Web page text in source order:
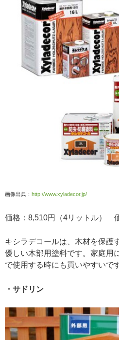
画像出典： http://www.xyladecor.jp/
価格：8,510円（4リットル）
キシラデコールは、木材を保護
優しい木部用塗料です。家庭用
で使用する時にも買いやすいです
・サドリン